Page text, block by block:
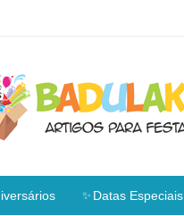
Datas Especiais